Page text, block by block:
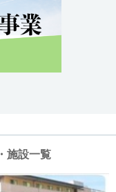
施設一覧